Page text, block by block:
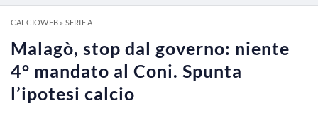
CALCIOWEB» SERIE A
Malagò, stop dal governo: niente
4° mandato al Coni. Spunta
l’ipotesi calcio